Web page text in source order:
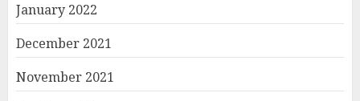
January 2022
December 2021
November 2021